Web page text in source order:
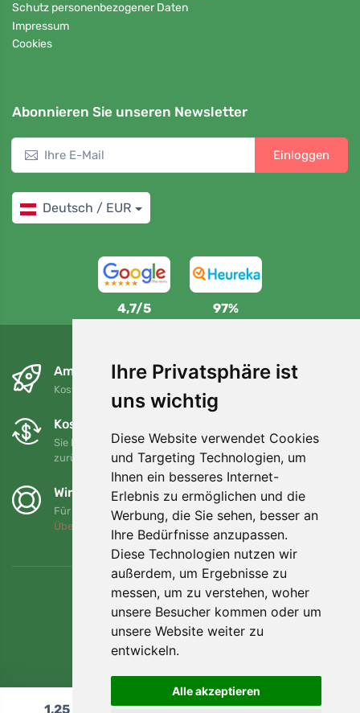
Ihre Privatsphäre ist
uns wichtig
Diese Website verwendet Cookies
und Targeting Technologien, um
Ihnen ein besseres Internet-
Erlebnis zu ermöglichen und die
Werbung, die Sie sehen, besser an
Ihre Bedürfnisse anzupassen.
Diese Technologien nutzen wir
außerdem, um Ergebnisse zu
messen, um zu verstehen, woher
unsere Besucher kommen oder um
unsere Website weiter zu
entwickeln.
Alle akzeptieren
Schutz personenbezogener Daten
Impressum
Cookies
Abonnieren Sie unseren Newsletter
Einloggen
Deutsch / EUR
4,7/5 97%
Am nächsten Tag und kostenlos
Kostenloser Versand für Bestellungen über 80 EUR
Kostenloser Umtausch und Rückgabe
Sie können Ihre Bestellung jederzeit innerhalb von 90 Tagen
zurückgeben oder umtauschen.
Wir unterstützen Trees.org
Für jede Bestellung pflanzen wir einen Baum! Mehr lesen
Über uns
1,25€ In den Warenkorb